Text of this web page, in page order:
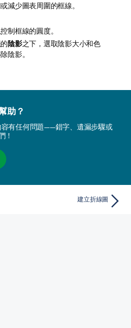
減少圖表周圍的框線。
制框線的圓度。
陰影之下，選取陰影大小和色
陰影。
助？
有任何問題——錯字、遺漏步驟或
！
建立折線圖